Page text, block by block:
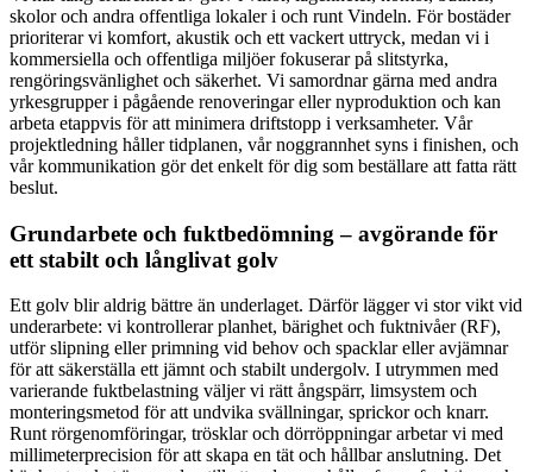
skolor och andra offentliga lokaler i och runt Vindeln. För bostäder
prioriterar vi komfort, akustik och ett vackert uttryck, medan vi i
kommersiella och offentliga miljöer fokuserar på slitstyrka,
rengöringsvänlighet och säkerhet. Vi samordnar gärna med andra
yrkesgrupper i pågående renoveringar eller nyproduktion och kan
arbeta etappvis för att minimera driftstopp i verksamheter. Vår
projektledning håller tidplanen, vår noggrannhet syns i finishen, och
vår kommunikation gör det enkelt för dig som beställare att fatta rätt
beslut.
Grundarbete och fuktbedömning – avgörande för
ett stabilt och långlivat golv
Ett golv blir aldrig bättre än underlaget. Därför lägger vi stor vikt vid
underarbete: vi kontrollerar planhet, bärighet och fuktnivåer (RF),
utför slipning eller primning vid behov och spacklar eller avjämnar
för att säkerställa ett jämnt och stabilt undergolv. I utrymmen med
varierande fuktbelastning väljer vi rätt ångspärr, limsystem och
monteringsmetod för att undvika svällningar, sprickor och knarr.
Runt rörgenomföringar, trösklar och dörröppningar arbetar vi med
millimeterprecision för att skapa en tät och hållbar anslutning. Det